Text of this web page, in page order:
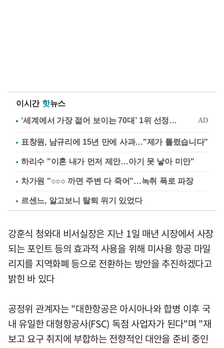
이시간 핫뉴스
표창원, 남규리에 15년 만에 사과…"제가 틀렸습니다"
하리수 "이혼 내가 먼저 제안…아기 못 낳아 미안"
차가원 "○○○ 까면 주변 다 죽어"…녹취 폭로 파장
르센느, 알고보니 탈퇴 위기 있었다
강훈식 청와대 비서실장은 지난 1일 매년 시장에서 사장
되는 포인트 등의 효과적 사용을 위해 미사용 항공 마일
리지를 지역화폐 등으로 전환하는 방안을 추진하겠다고
밝힌 바 있다
공정위 관계자는 "대한항공은 아시아나와 합병 이후 국
내 유일한 대형항공사(FSC) 독점 사업자가 된다"며 "재
보고 요구 취지에 부합하는 전향적인 대안을 준비 중인